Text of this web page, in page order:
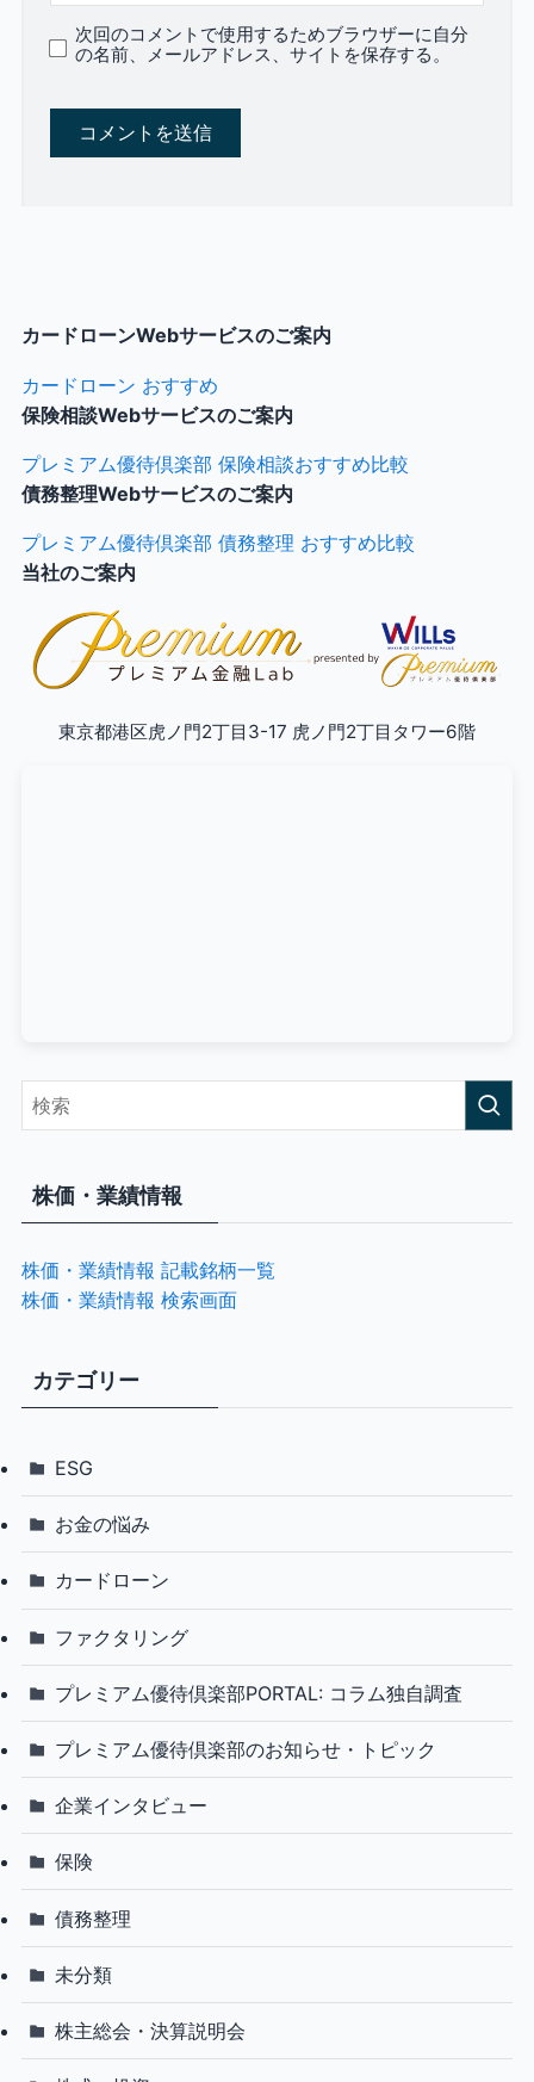
次回のコメントで使用するためブラウザーに自分
の名前、メールアドレス、サイトを保存する。
カードローンWebサービスのご案内
カードローン おすすめ
保険相談Webサービスのご案内
プレミアム優待倶楽部 保険相談おすすめ比較
債務整理Webサービスのご案内
プレミアム優待倶楽部 債務整理 おすすめ比較
当社のご案内
東京都港区虎ノ門2丁目3-17 虎ノ門2丁目タワー6階
株価・業績情報
株価・業績情報 記載銘柄一覧
株価・業績情報 検索画面
カテゴリー
ESG
お金の悩み
カードローン
ファクタリング
プレミアム優待倶楽部PORTAL: コラム独自調査
プレミアム優待倶楽部のお知らせ・トピック
企業インタビュー
保険
債務整理
未分類
株主総会・決算説明会